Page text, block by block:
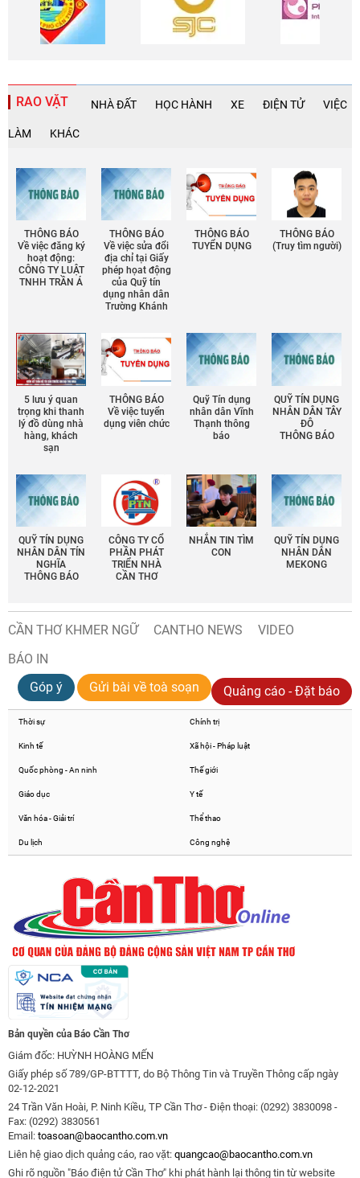
RAO VẶT NHÀ ĐẤT HỌC HÀNH XE ĐIỆN TỬ VIỆC
LÀM KHÁC
THÔNG BÁO
Về việc đăng ký
hoạt động:
CÔNG TY LUẬT
TNHH TRẦN Á
THÔNG BÁO
Về việc sửa đổi
địa chỉ tại Giấy
phép họat động
của Quỹ tín
dụng nhân dân
Trường Khánh
THÔNG BÁO
TUYỂN DỤNG
THÔNG BÁO
(Truy tìm người)
5 lưu ý quan
trọng khi thanh
lý đồ dùng nhà
hàng, khách
sạn
THÔNG BÁO
Về việc tuyển
dụng viên chức
Quỹ Tín dụng
nhân dân Vĩnh
Thạnh thông
báo
QUỸ TÍN DỤNG
NHÂN DÂN TÂY
ĐÔ
THÔNG BÁO
QUỸ TÍN DỤNG
NHÂN DÂN TÍN
NGHĨA
THÔNG BÁO
CÔNG TY CỔ
PHẦN PHÁT
TRIỂN NHÀ
CẦN THƠ
NHẮN TIN TÌM
CON
QUỸ TÍN DỤNG
NHÂN DÂN
MEKONG
CẦN THƠ KHMER NGỮ CANTHO NEWS
VIDEO
BÁO IN
Góp ý
Gửi bài về toà soạn Quảng cáo - Đặt báo
Thời sự Chính trị
Kinh tế Xã hội - Pháp luật
Quốc phòng - An ninh Thế giới
Giáo dục Y tế
Văn hóa - Giải trí Thể thao
Du lịch Công nghệ
Bản quyền của Báo Cần Thơ
Giám đốc: HUỲNH HOÀNG MẾN
Giấy phép số 789/GP-BTTTT, do Bộ Thông Tin và Truyền Thông cấp ngày
02-12-2021
24 Trần Văn Hoài, P. Ninh Kiều, TP Cần Thơ - Điện thoại: (0292) 3830098 -
Fax: (0292) 3830561
Email: toasoan@baocantho.com.vn
Liên hệ giao dịch quảng cáo, rao vặt: quangcao@baocantho.com.vn
Ghi rõ nguồn "Báo điện tử Cần Thơ" khi phát hành lại thông tin từ website